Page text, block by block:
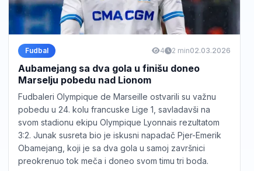
Fudbal 4 2 min02.03.2026
Aubamejang sa dva gola u finišu doneo
Marselju pobedu nad Lionom
Fudbaleri Olympique de Marseille ostvarili su važnu
pobedu u 24. kolu francuske Lige 1, savladavši na
svom stadionu ekipu Olympique Lyonnais rezultatom
3:2. Junak susreta bio je iskusni napadač Pjer-Emerik
Obamejang, koji je sa dva gola u samoj završnici
preokrenuo tok meča i doneo svom timu tri boda.